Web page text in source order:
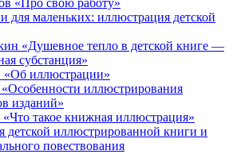
«Про свою работу»
для маленьких: иллюстрация детской
«Душевное тепло в детской книге —
субстанция»
иллюстрации»
иллюстрирования
изданий»
такое книжная иллюстрация»
детской иллюстрированной книги и
повествования